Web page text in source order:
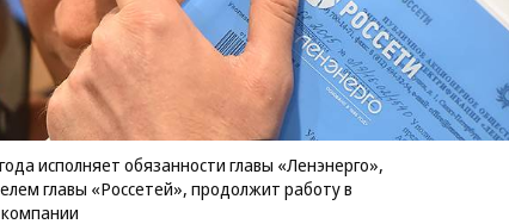
исполняет обязанности главы «Ленэнерго»,
главы «Россетей», продолжит работу в